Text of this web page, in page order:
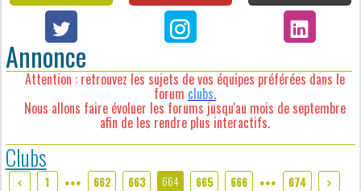
Annonce
Attention : retrouvez les sujets de vos équipes préférées dans le
forum clubs.
Nous allons faire évoluer les forums jusqu'au mois de septembre
afin de les rendre plus interactifs.
Clubs
1 ●●● 662 663 664 665 666 ●●● 674